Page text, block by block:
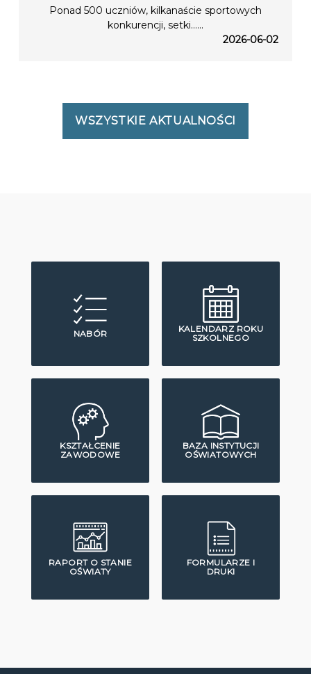
Ponad 500 uczniów, kilkanaście sportowych
konkurencji, setki…...
2026-06-02
WSZYSTKIE AKTUALNOŚCI
NABÓR
KALENDARZ ROKU
SZKOLNEGO
KSZTAŁCENIE
ZAWODOWE
BAZA INSTYTUCJI
OŚWIATOWYCH
RAPORT O STANIE
OŚWIATY
FORMULARZE I
DRUKI